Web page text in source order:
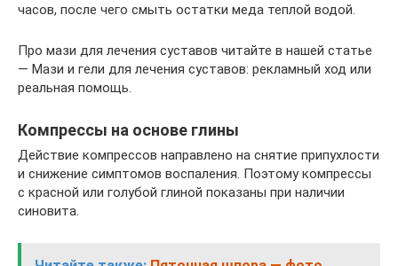
часов, после чего смыть остатки меда теплой водой.
Про мази для лечения суставов читайте в нашей статье
— Мази и гели для лечения суставов: рекламный ход или
реальная помощь.
Компрессы на основе глины
Действие компрессов направлено на снятие припухлости
и снижение симптомов воспаления. Поэтому компрессы
с красной или голубой глиной показаны при наличии
синовита.